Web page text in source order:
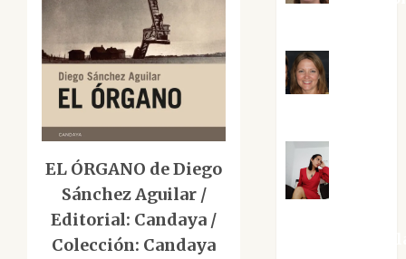
EL ÓRGANO de Diego
Sánchez Aguilar /
Editorial: Candaya /
Colección: Candaya